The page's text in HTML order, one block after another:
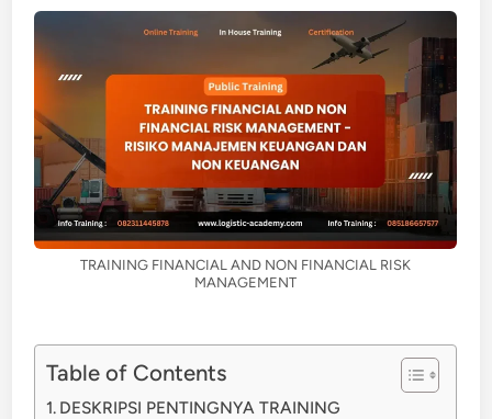
TRAINING FINANCIAL AND NON FINANCIAL RISK
MANAGEMENT
Table of Contents
DESKRIPSI PENTINGNYA TRAINING